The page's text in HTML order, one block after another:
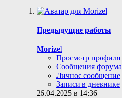
Предыдущие работы
Morizel
Просмотр профиля
Сообщения форума
Личное сообщение
Записи в дневнике
26.04.2025 в 14:36